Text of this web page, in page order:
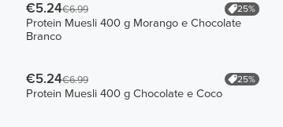
€5.24€6.99 25%
Protein Muesli 400 g Morango e Chocolate
Branco
€5.24€6.99 25%
Protein Muesli 400 g Chocolate e Coco